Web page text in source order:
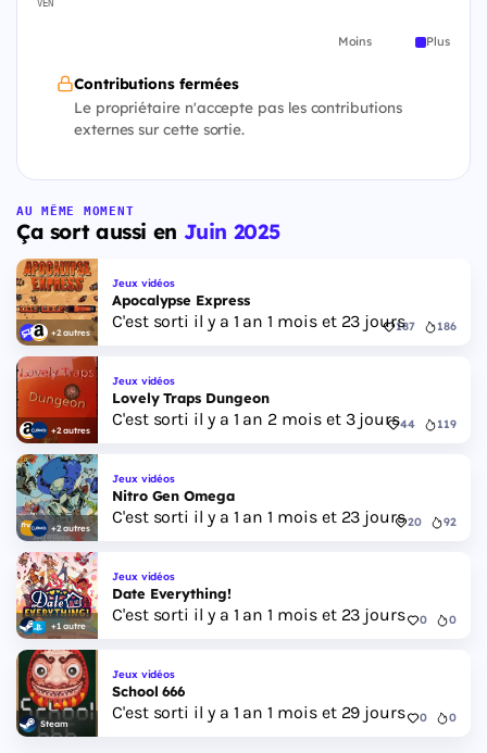
VEN
Moins Plus
Contributions fermées
Le propriétaire n'accepte pas les contributions
externes sur cette sortie.
AU MÊME MOMENT
Ça sort aussi en Juin 2025
+2 autres
Jeux vidéos
Apocalypse Express
C'est sorti il y a 1 an 1 mois et 23 jours187 186
+2 autres
Jeux vidéos
Lovely Traps Dungeon
C'est sorti il y a 1 an 2 mois et 3 jours44 119
+2 autres
Jeux vidéos
Nitro Gen Omega
C'est sorti il y a 1 an 1 mois et 23 jours20 92
+1 autre
Jeux vidéos
Date Everything!
C'est sorti il y a 1 an 1 mois et 23 jours 0 0
Steam
Jeux vidéos
School 666
C'est sorti il y a 1 an 1 mois et 29 jours 0 0